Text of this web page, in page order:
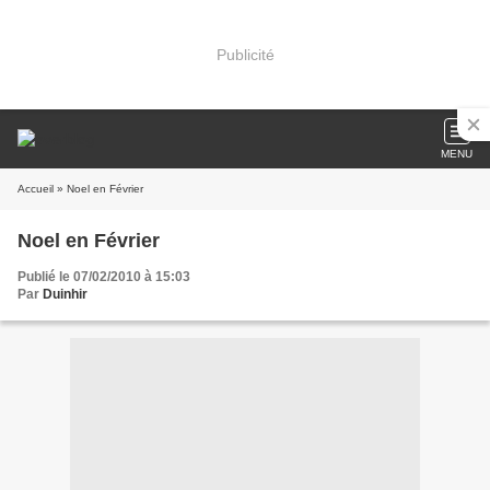
Publicité
MENU
Accueil » Noel en Février
Noel en Février
Publié le 07/02/2010 à 15:03
Par Duinhir